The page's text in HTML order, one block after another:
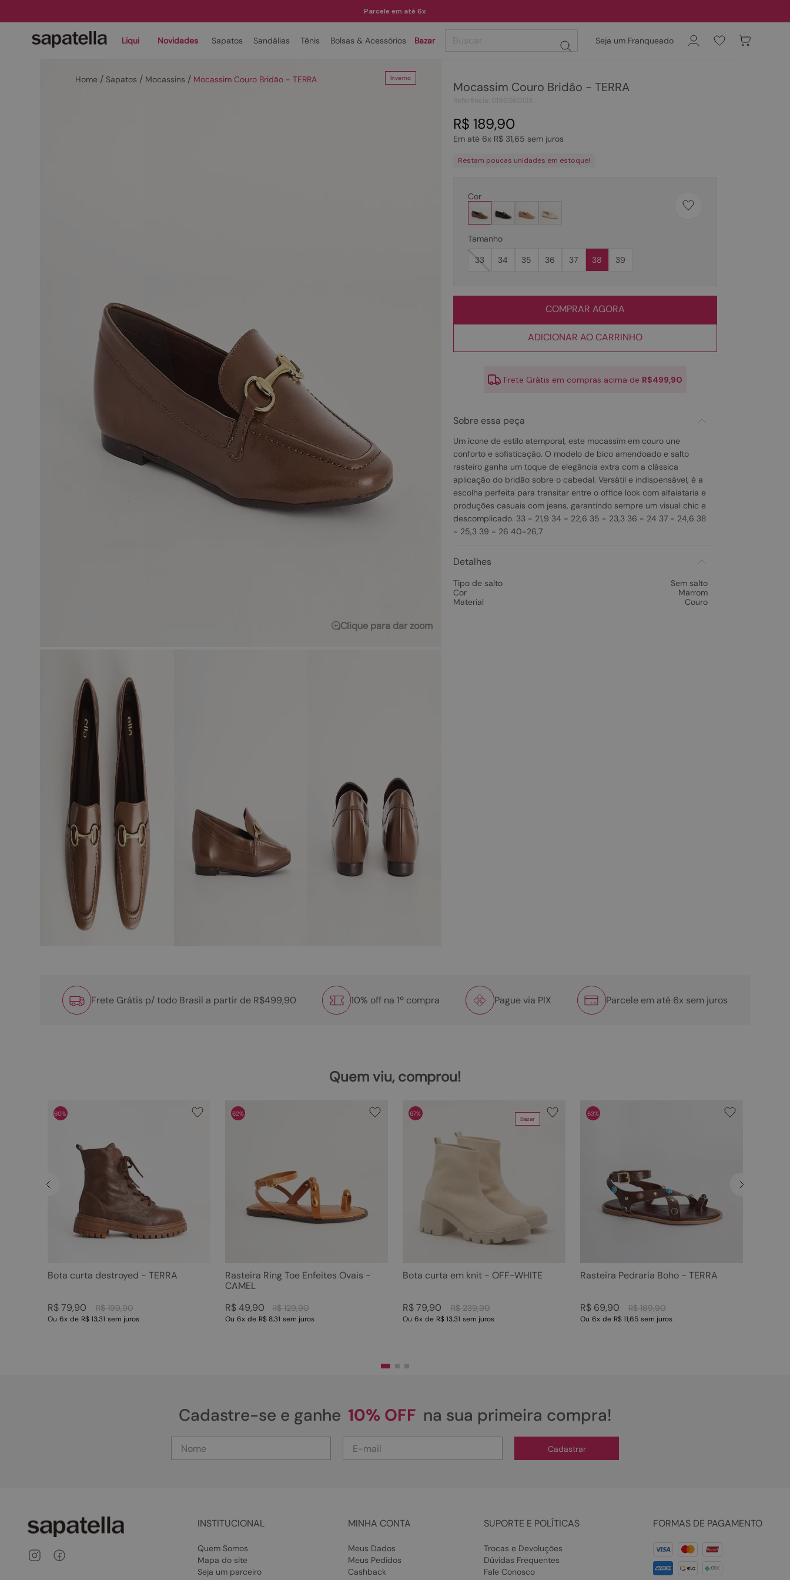
Parcele em até 6x
Liqui Novidades Sapatos Sandálias Tênis Bolsas & Acessórios Bazar Seja um Franqueado
Sapatos Mocassins Mocassim Couro Bridão - TERRA Inverno
Clique para dar zoom
Mocassim Couro Bridão - TERRA
R$ 189,90
Em até 6x R$ 31,65 sem juros
Restam poucas unidades em estoque!
Cor
Tamanho
33
38
34 35 37
36 39
COMPRAR AGORA
ADICIONAR AO CARRINHO
Frete Grátis em compras acima de R$499,90
Sobre essa peça
Um ícone de estilo atemporal, este mocassim em couro une
conforto e sofisticação. O modelo de bico amendoado e salto
rasteiro ganha um toque de elegância extra com a clássica
aplicação do bridão sobre o cabedal. Versátil e indispensável, é a
escolha perfeita para transitar entre o office look com alfaiataria e
produções casuais com jeans, garantindo sempre um visual chic e
descomplicado. 33 = 21,9 34 = 22,6 35 = 23,3 36 = 24 37 = 24,6 38
= 25,3 39 = 26 40=26,7
Detalhes
Tipo de salto
Sem salto
Cor
Marrom
Material
Couro
Frete Grátis p/ todo Brasil a partir de R$499,90 10% off na 1º compra Pague via PIX Parcele em até 6x sem juros
Quem viu, comprou!
60%
Bota curta destroyed - TERRA
R$ 199,90
R$ 79,90
Ou 6x de R$ 13,31 sem juros
62%
Rasteira Ring Toe Enfeites Ovais -
CAMEL
R$ 129,90
R$ 49,90
Ou 6x de R$ 8,31 sem juros
Bazar
67%
Bota curta em knit - OFF-WHITE
R$ 239,90
R$ 79,90
Ou 6x de R$ 13,31 sem juros
63%
Rasteira Pedraria Boho - TERRA
R$ 189,90
R$ 69,90
Ou 6x de R$ 11,65 sem juros
Cadastre-se e ganhe 10% OFF na sua primeira compra!
Cadastrar
INSTITUCIONAL
Quem Somos
Mapa do site
Seja um parceiro
MINHA CONTA
Meus Dados
Meus Pedidos
Cashback
SUPORTE E POLÍTICAS
Trocas e Devoluções
Dúvidas Frequentes
Fale Conosco
FORMAS DE PAGAMENTO
TERMOS MAIS BUSCADOS